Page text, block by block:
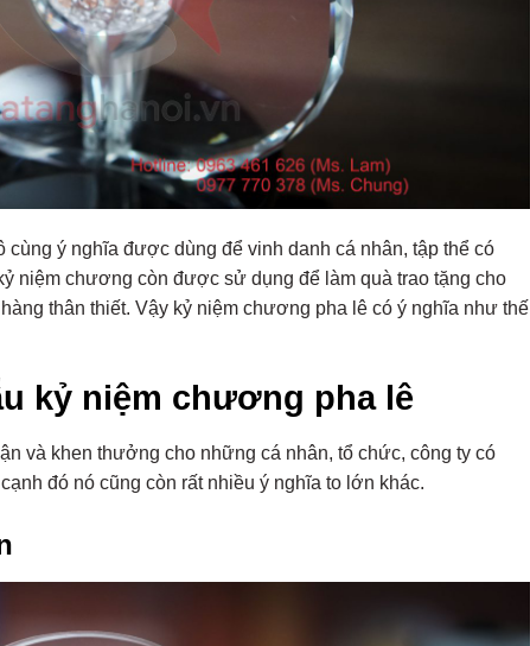
ý nghĩa được dùng để vinh danh cá nhân, tập thể có
niệm chương còn được sử dụng để làm quà trao tặng cho
thân thiết. Vậy kỷ niệm chương pha lê có ý nghĩa như thế
kỷ niệm chương pha lê
và khen thưởng cho những cá nhân, tổ chức, công ty có
đó nó cũng còn rất nhiều ý nghĩa to lớn khác.